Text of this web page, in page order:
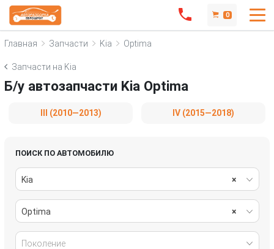
0
Главная Запчасти Kia Optima
Запчасти на Kia
Б/у автозапчасти Kia Optima
III (2010—2013) IV (2015—2018)
ПОИСК ПО АВТОМОБИЛЮ
×
Kia
×
Optima
Поколение